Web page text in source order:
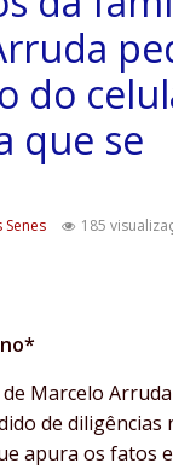
do
que se
Senes 185
de Marcelo
de diligências
apura os fatos